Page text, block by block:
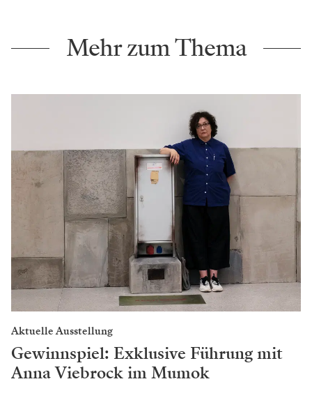
Mehr zum Thema
Aktuelle Ausstellung
Gewinnspiel: Exklusive Führung mit
Anna Viebrock im Mumok